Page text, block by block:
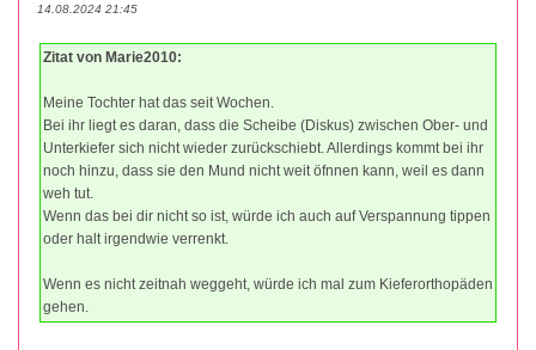
14.08.2024 21:45
Zitat von Marie2010:
Meine Tochter hat das seit Wochen.
Bei ihr liegt es daran, dass die Scheibe (Diskus) zwischen Ober- und
Unterkiefer sich nicht wieder zurückschiebt. Allerdings kommt bei ihr
noch hinzu, dass sie den Mund nicht weit öfnnen kann, weil es dann
weh tut.
Wenn das bei dir nicht so ist, würde ich auch auf Verspannung tippen
oder halt irgendwie verrenkt.
Wenn es nicht zeitnah weggeht, würde ich mal zum Kieferorthopäden
gehen.